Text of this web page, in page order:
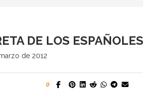
DE LOS
de 2012
0